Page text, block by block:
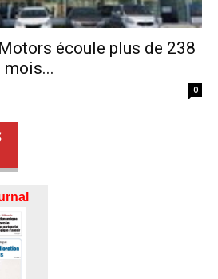
écoule plus de 238
mois...
0